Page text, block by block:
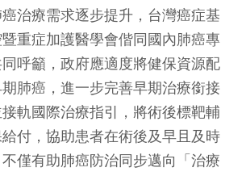
治療需求逐步提升，台灣癌症基
重症加護醫學會偕同國內肺癌專
呼籲，政府應適度將健保資源配
肺癌，進一步完善早期治療銜接
軌國際治療指引，將術後標靶輔
付，協助患者在術後及早且及時
僅有助肺癌防治同步邁向「治療